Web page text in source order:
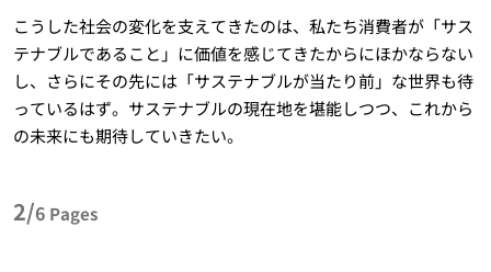
こうした社会の変化を支えてきたのは、私たち消費者が「サス
テナブルであること」に価値を感じてきたからにほかならない
し、さらにその先には「サステナブルが当たり前」な世界も待
っているはず。サステナブルの現在地を堪能しつつ、これから
の未来にも期待していきたい。
2/6 Pages